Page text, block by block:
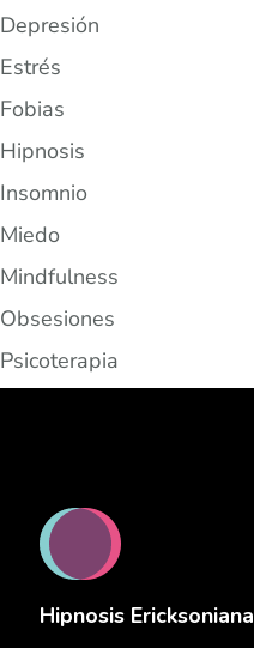
Depresión
Estrés
Fobias
Hipnosis
Insomnio
Miedo
Mindfulness
Obsesiones
Psicoterapia
Hipnosis Ericksoniana